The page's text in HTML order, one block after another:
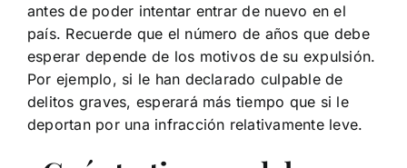
antes de poder intentar entrar de nuevo en el
país. Recuerde que el número de años que debe
esperar depende de los motivos de su expulsión.
Por ejemplo, si le han declarado culpable de
delitos graves, esperará más tiempo que si le
deportan por una infracción relativamente leve.